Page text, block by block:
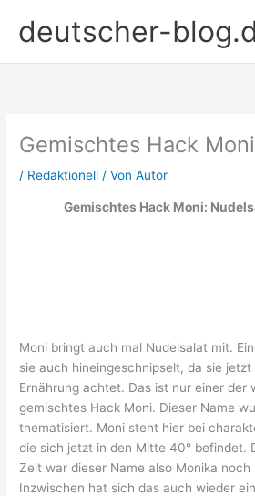
Inhaltdeutscher-
Gemischtes Hack Moni
/ Redaktionell / VonAutor
Gemischtes Hack Moni:
Moni bringt auch mal Nudelsalat mit.
sie auch hineingeschnipselt, da sie jetzt
Ernährung achtet. Das ist nur einer der
gemischtes Hack Moni. Dieser Name
thematisiert. Moni steht hier bei
die sich jetzt in den Mitte 40° befindet.
Zeit war dieser Name also Monika
Inzwischen hat sich das auch wieder